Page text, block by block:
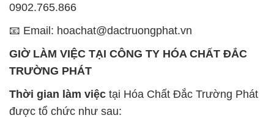
0902.765.866
📧 Email: hoachat@dactruongphat.vn
GIỜ LÀM VIỆC TẠI CÔNG TY HÓA CHẤT ĐẮC
TRƯỜNG PHÁT
Thời gian làm việc tại Hóa Chất Đắc Trường Phát
được tổ chức như sau: